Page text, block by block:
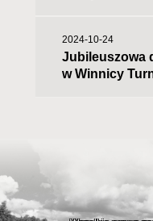
2024-10-24
Jubileuszowa
w Winnicy